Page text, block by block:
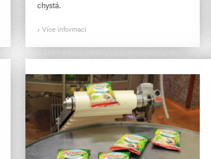
chystá.
Více informací